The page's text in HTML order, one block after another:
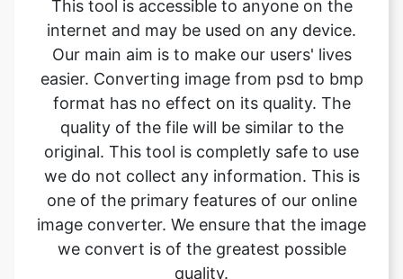
format has no effect on its quality. The
quality of the file will be similar to the
original. This tool is completly safe to use
we do not collect any information. This is
one of the primary features of our online
image converter. We ensure that the image
we convert is of the greatest possible
quality.